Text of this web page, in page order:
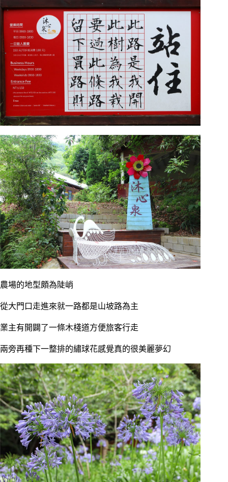
農場的地型頗為陡峭
從大門口走進來就一路都是山坡路為主
業主有開闢了一條木棧道方便旅客行走
兩旁再種下一整排的繡球花感覺真的很美麗夢幻